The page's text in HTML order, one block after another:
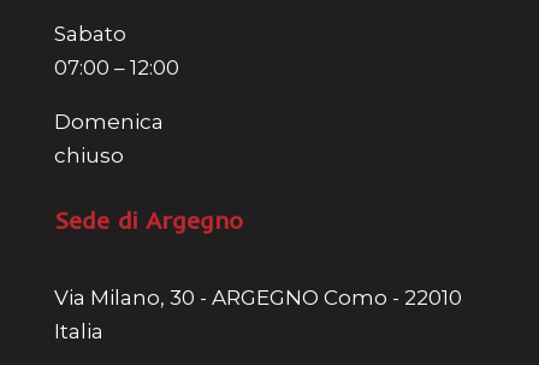
Sabato
07:00 – 12:00
Domenica
chiuso
Sede di Argegno
Via Milano, 30 - ARGEGNO Como - 22010
Italia